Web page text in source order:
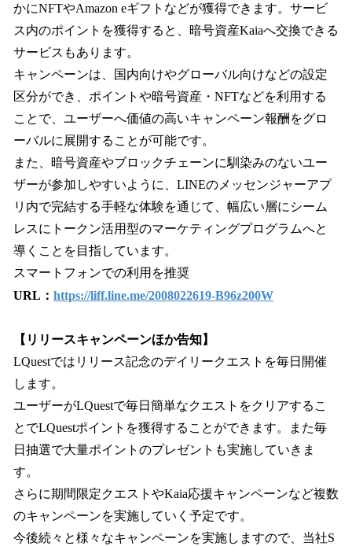
かにNFTやAmazon eギフトなどが獲得できます。サービ
ス内のポイントを獲得すると、暗号資産Kaiaへ交換できる
サービスもあります。
キャンペーンは、国内向けやグローバル向けなどの設定
区分ができ、ポイントや暗号資産・NFTなどを利用する
ことで、ユーザーへ価値の高いキャンペーン報酬をグロ
ーバルに展開することが可能です。
また、暗号資産やブロックチェーンに馴染みのないユー
ザーが参加しやすいように、LINEのメッセンジャーアプ
リ内で完結する手軽な体験を通じて、幅広い層にシーム
レスにトークン活用型のマーケティングプログラムへと
導くことを目指しています。
スマートフォンでの利用を推奨
URL： https://liff.line.me/2008022619-B96z200W
【リリースキャンペーンほか告知】
LQuestではリリース記念のデイリークエストを毎日開催
します。
ユーザーがLQuestで毎日簡単なクエストをクリアするこ
とでLQuestポイントを獲得することができます。また毎
日抽選で大量ポイントのプレゼントも実施していきま
す。
さらに期間限定クエストやKaia応援キャンペーンなど複数
のキャンペーンを実施していく予定です。
今後続々と様々なキャンペーンを実施しますので、当社S